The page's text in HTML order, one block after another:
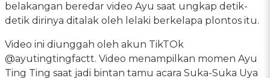
belakangan beredar video Ayu saat ungkap detik-
detik dirinya ditalak oleh lelaki berkelapa plontos itu.
Video ini diunggah oleh akun TikTOk
@ayutingtingfactt. Video menampilkan momen Ayu
Ting Ting saat jadi bintan tamu acara Suka-Suka Uya